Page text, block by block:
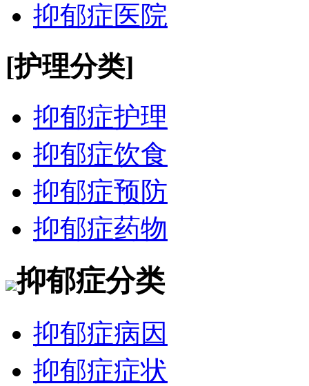
抑郁症医院
[护理分类]
抑郁症护理
抑郁症饮食
抑郁症预防
抑郁症药物
抑郁症分类
抑郁症病因
抑郁症症状